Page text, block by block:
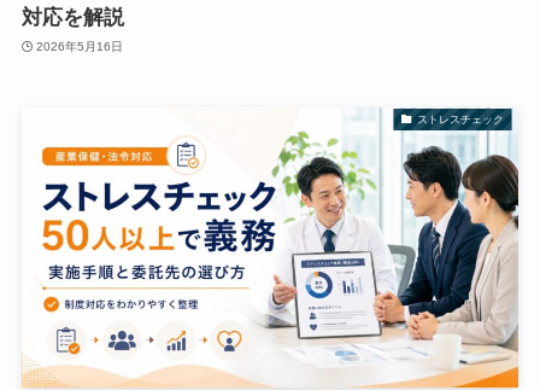
対応を解説
2026年5月16日
ストレスチェック